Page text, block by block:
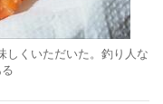
しくいただいた。釣り人な